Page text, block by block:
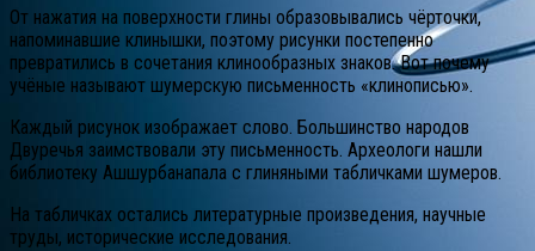
От нажатия на поверхности глины образовывались чёрточки,
напоминавшие клинышки, поэтому рисунки постепенно
превратились в сочетания клинообразных знаков. Вот почему
учёные называют шумерскую письменность «клинописью».
Каждый рисунок изображает слово. Большинство народов
Двуречья заимствовали эту письменность. Археологи нашли
библиотеку Ашшурбанапала с глиняными табличками шумеров.
На табличках остались литературные произведения, научные
труды, исторические исследования.